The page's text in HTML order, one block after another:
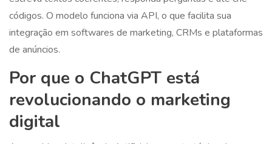
códigos. O modelo funciona via API, o que facilita sua
integração em softwares de marketing, CRMs e plataformas
de anúncios.
Por que o ChatGPT está
revolucionando o marketing
digital